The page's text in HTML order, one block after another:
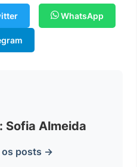
WhatsApp
Sofia Almeida
os posts →